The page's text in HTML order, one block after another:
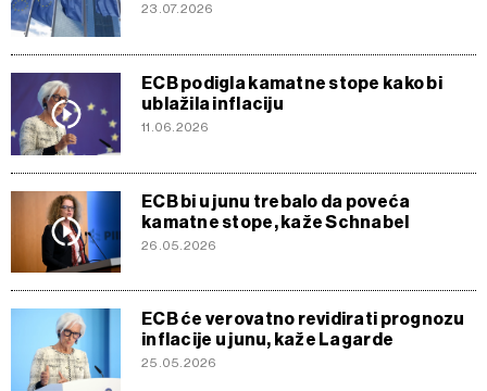
23.07.2026
ECB podigla kamatne stope kako bi
ublažila inflaciju
11.06.2026
ECB bi u junu trebalo da poveća
kamatne stope, kaže Schnabel
26.05.2026
ECB će verovatno revidirati prognozu
inflacije u junu, kaže Lagarde
25.05.2026